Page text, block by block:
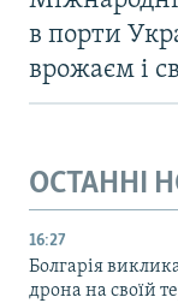
в порти
врожаєм і
ОСТАННІ
16:27
Болгарія
дрона на своїй